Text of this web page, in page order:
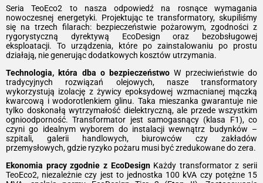
Seria TeoEco2 to nasza odpowiedź na rosnące wymagania
nowoczesnej energetyki. Projektując te transformatory, skupiliśmy
się na trzech filarach: bezpieczeństwie pożarowym, zgodności z
rygorystyczną dyrektywą EcoDesign oraz bezobsługowej
eksploatacji. To urządzenia, które po zainstalowaniu po prostu
działają, nie generując dodatkowych kosztów utrzymania.
Technologia, która dba o bezpieczeństwo W przeciwieństwie do
tradycyjnych rozwiązań olejowych, nasze transformatory
wykorzystują izolację z żywicy epoksydowej wzmacnianej mączką
kwarcową i wodorotlenkiem glinu. Taka mieszanka gwarantuje nie
tylko doskonałą wytrzymałość dielektryczną, ale przede wszystkim
ognioodporność. Transformator jest samogasnący (klasa F1), co
czyni go idealnym wyborem do instalacji wewnątrz budynków –
szpitali, galerii handlowych, biurowców czy zakładów
przemysłowych, gdzie ryzyko pożaru musi być zredukowane do zera.
Ekonomia pracy zgodnie z EcoDesignKażdy transformator z serii
TeoEco2, niezależnie czy jest to jednostka 100 kVA czy potężne 15